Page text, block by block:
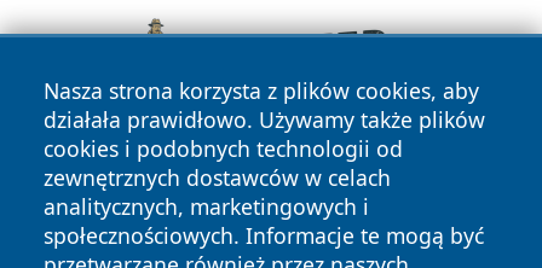
Nasza strona korzysta z plików cookies, aby
działała prawidłowo. Używamy także plików
cookies i podobnych technologii od
zewnętrznych dostawców w celach
analitycznych, marketingowych i
społecznościowych. Informacje te mogą być